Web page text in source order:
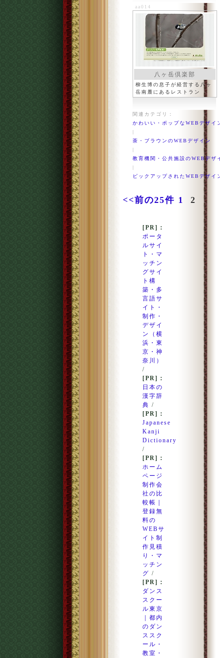
aa014
八ヶ岳倶楽部
柳生博の息子が経営する八ヶ
岳南麓にあるレストラン
関連カテゴリ：
かわいい・ポップなWEBデザイ
|
茶・ブラウンのWEBデザイン
|
教育機関・公共施設のWEBデザ
|
ピックアップされたWEBデザイ
<<前の25件 1 2
[PR]：
ポータ
ルサイ
ト・マ
ッチン
グサイ
ト構
築・多
言語サ
イト・
制作・
デザイ
ン（横
浜・東
京・神
奈川）
/
[PR]：
日本の
漢字辞
典 /
[PR]：
Japanese
Kanji
Dictionary
/
[PR]：
ホーム
ページ
制作会
社の比
較帳｜
登録無
料の
WEBサ
イト制
作見積
り・マ
ッチン
グ /
[PR]：
ダンス
スクー
ル東京
｜都内
のダン
ススク
ール・
教室・